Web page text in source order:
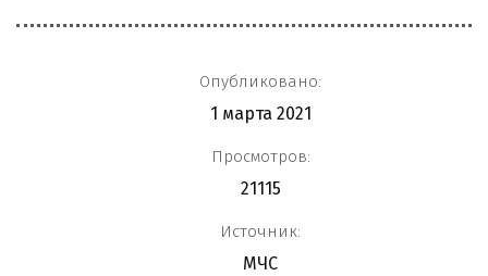
Опубликовано:
1 марта 2021
Просмотров:
21115
Источник:
МЧС